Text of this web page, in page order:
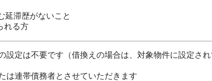
延滞歴がないこと
れる方
設定は不要です（借換えの場合は、対象物件に設定さ
は連帯債務者とさせていただきます